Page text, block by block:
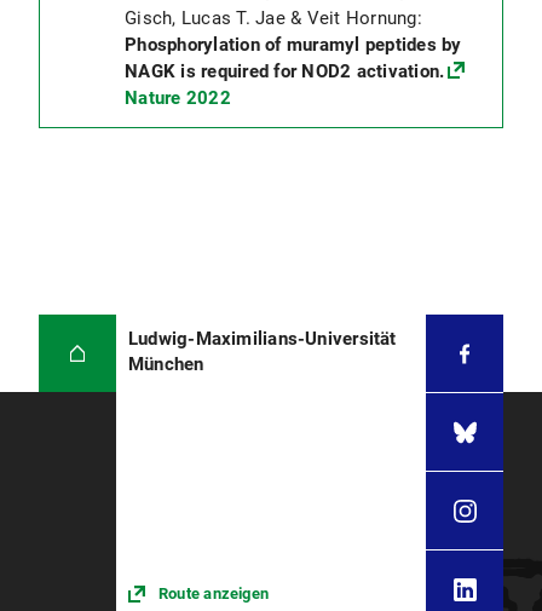
Gisch, Lucas T. Jae & Veit Hornung:
Phosphorylation of muramyl peptides by
NAGK is required for NOD2 activation.
Nature 2022
Ludwig-Maximilians-Universität
München
Route anzeigen